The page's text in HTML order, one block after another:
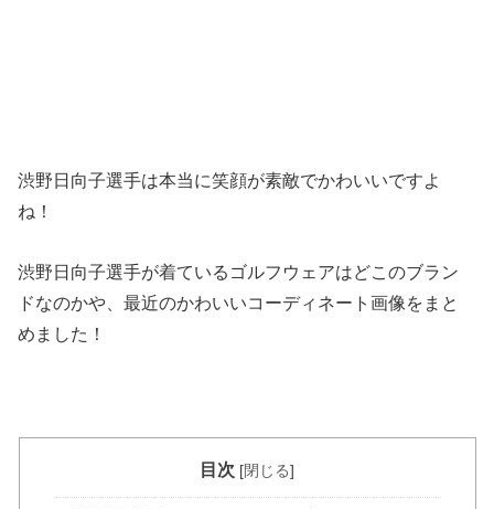
渋野日向子選手は本当に笑顔が素敵でかわいいですよ
ね！
渋野日向子選手が着ているゴルフウェアはどこのブラン
ドなのかや、最近のかわいいコーディネート画像をまと
めました！
目次 [閉じる]